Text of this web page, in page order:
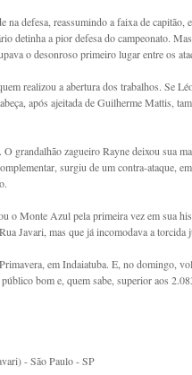
defesa, reassumindo a faixa de capitão,
detinha a pior defesa do campeonato.
o desonroso primeiro lugar entre os
realizou a abertura dos trabalhos. Se
após ajeitada de Guilherme Mattis,
grandalhão zagueiro Rayne deixou sua
surgiu de um contra-ataque,
o Monte Azul pela primeira vez em sua
Javari, mas que já incomodava a torcida
em Indaiatuba. E, no domingo,
bom e, quem sabe, superior aos
- São Paulo - SP